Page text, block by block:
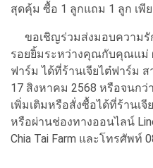
สุดคุ้ม ซื้อ 1 ลูกแถม 1 ลูก เพี
ขอเชิญร่วมส่งมอบความรั
รอยยิ้มระหว่างคุณกับคุณแม่
ฟาร์ม ได้ที่ร้านเจียไต๋ฟาร์ม
17 สิงหาคม 2568 หรือจนก
เพิ่มเติมหรือสั่งซื้อได้ที่ร้านเ
หรือผ่านช่องทางออนไลน์
Chia Tai Farm และโทรศัพท์